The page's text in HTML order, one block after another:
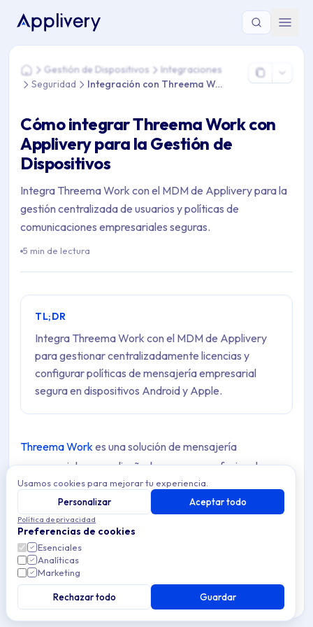
Estás aquí: Home > Gestión de Dispositivos >
HomeGestión de Dispositivos
Integraciones
Seguridad
Integración con Threema Work
Cómo integrar Threema Work con
Applivery para la Gestión de
Dispositivos
Integra Threema Work con el MDM de Applivery para la
gestión centralizada de usuarios y políticas de
comunicaciones empresariales seguras.
5 min de lectura
TL;DR
Integra Threema Work con el MDM de Applivery
para gestionar centralizadamente licencias y
configurar políticas de mensajería empresarial
segura en dispositivos Android y Apple.
Threema Workes una solución de mensajería
empresarial segura diseñada para uso profesional en
organizaciones que priorizan la protección de datos y la
privacidad. A diferencia de las apps de mensajería
convencionales, Threema Work garantiza el cifrado de
extremo a extremo en todas las comunicaciones,
incluidos mensajes, llamadas de voz y archivos. Cumple
con estrictas normativas de privacidad como el RGPD y
no requiere número de teléfono ni dirección de email,
preservando el anonimato del usuario.
Usamos cookies para mejorar tu experiencia.
Personalizar
Aceptar todo
Política de privacidad
Preferencias de cookies
Esenciales
Analíticas
Marketing
Rechazar todo Guardar